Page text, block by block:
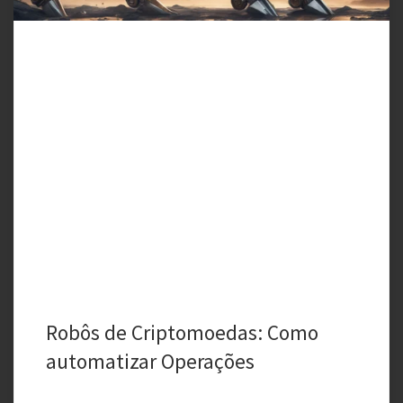
Robôs de Criptomoedas: Como
automatizar Operações